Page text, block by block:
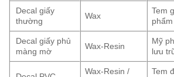
Decal giấy
thường
Wax
Tem
Decal giấy phủ
màng mờ
Wax-Resin
Mỹ
lưu
Wax-Resin /
Tem